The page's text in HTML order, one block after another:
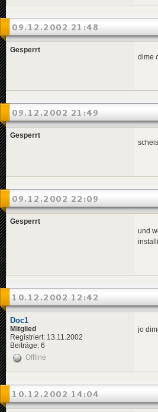
09.12.2002 21:48
Gesperrt
dime
09.12.2002 21:49
Gesperrt
09.12.2002 22:09
Gesperrt
und
10.12.2002 12:42
Doc1
Mitglied
Registriert: 13.11.2002
Beiträge: 6
jo
Offline
10.12.2002 14:04